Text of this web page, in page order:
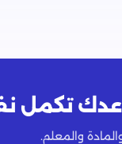
تكمل
والمعلم.